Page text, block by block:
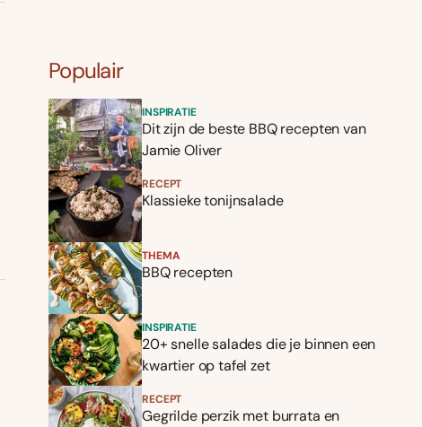
Populair
INSPIRATIE
Dit zijn de beste BBQ recepten van
Jamie Oliver
RECEPT
Klassieke tonijnsalade
THEMA
BBQ recepten
INSPIRATIE
20+ snelle salades die je binnen een
kwartier op tafel zet
RECEPT
Gegrilde perzik met burrata en